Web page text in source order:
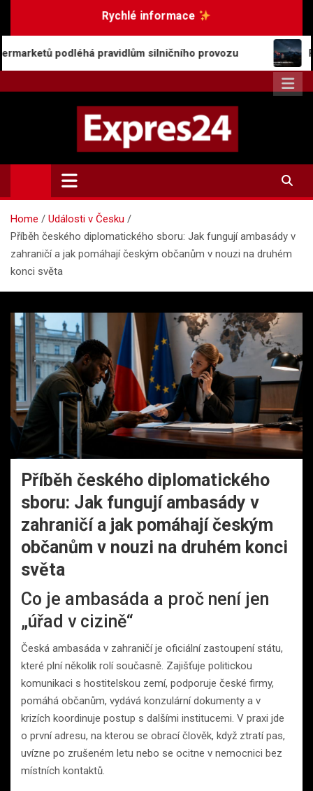
Rychlé informace
silničního provozu Rostoucí popularita
Expres24.cz
Rychlé zprávy po celý den
Home
Události v Česku
Příběh českého diplomatického sboru: Jak fungují ambasády v
zahraničí a jak pomáhají českým občanům v nouzi na druhém
konci světa
Příběh českého diplomatického
sboru: Jak fungují ambasády v
zahraničí a jak pomáhají českým
občanům v nouzi na druhém konci
světa
Co je ambasáda a proč není jen
„úřad v cizině“
Česká ambasáda v zahraničí je oficiální zastoupení státu,
které plní několik rolí současně. Zajišťuje politickou
komunikaci s hostitelskou zemí, podporuje české firmy,
pomáhá občanům, vydává konzulární dokumenty a v
krizích koordinuje postup s dalšími institucemi. V praxi jde
o první adresu, na kterou se obrací člověk, když ztratí pas,
uvízne po zrušeném letu nebo se ocitne v nemocnici bez
místních kontaktů.